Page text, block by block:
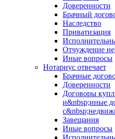
Доверенности
Брачный
Наследство
Приватизация
Отчуждение
Иные вопросы
Нотариус отвечает
Брачные
Доверенности
Договоры
и&nbsp;иные
Завещания
Иные вопросы